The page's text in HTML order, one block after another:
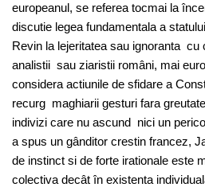
europeanul, se referea tocmai la
discutie legea fundamentala a
Revin la lejeritatea sau ignoranta cu
analistii sau ziaristii români, mai
considera actiunile de sfidare a
recurg maghiarii gesturi fara
indivizi care nu ascund nici un
a spus un gânditor crestin francez,
de instinct si de forte irationale este
colectiva decât în existenta